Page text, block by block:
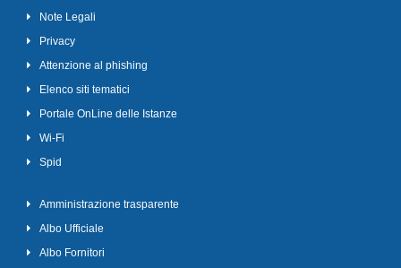
Note Legali
Privacy
Attenzione al phishing
Elenco siti tematici
Portale OnLine delle Istanze
Wi-Fi
Spid
Amministrazione trasparente
Albo Ufficiale
Albo Fornitori